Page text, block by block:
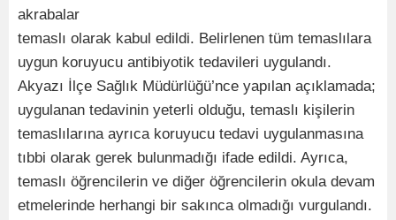
akrabalar
temaslı olarak kabul edildi. Belirlenen tüm temaslılara
uygun koruyucu antibiyotik tedavileri uygulandı.
Akyazı İlçe Sağlık Müdürlüğü’nce yapılan açıklamada;
uygulanan tedavinin yeterli olduğu, temaslı kişilerin
temaslılarına ayrıca koruyucu tedavi uygulanmasına
tıbbi olarak gerek bulunmadığı ifade edildi. Ayrıca,
temaslı öğrencilerin ve diğer öğrencilerin okula devam
etmelerinde herhangi bir sakınca olmadığı vurgulandı.